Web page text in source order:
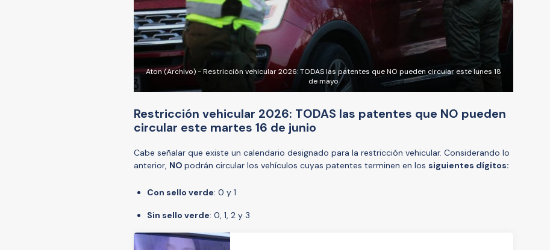
Aton (Archivo) - Restricción vehicular 2026: TODAS las patentes que NO pueden circular este lunes 18
de mayo
Restricción vehicular 2026: TODAS las patentes que NO pueden
circular este martes 16 de junio
Cabe señalar que existe un calendario designado para la restricción vehicular. Considerando lo
anterior, NO podrán circular los vehículos cuyas patentes terminen en los siguientes dígitos:
Con sello verde: 0 y 1
Sin sello verde: 0, 1, 2 y 3